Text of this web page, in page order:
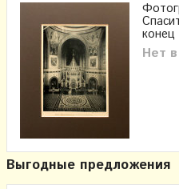
конец
Нет
Выгодные предложения